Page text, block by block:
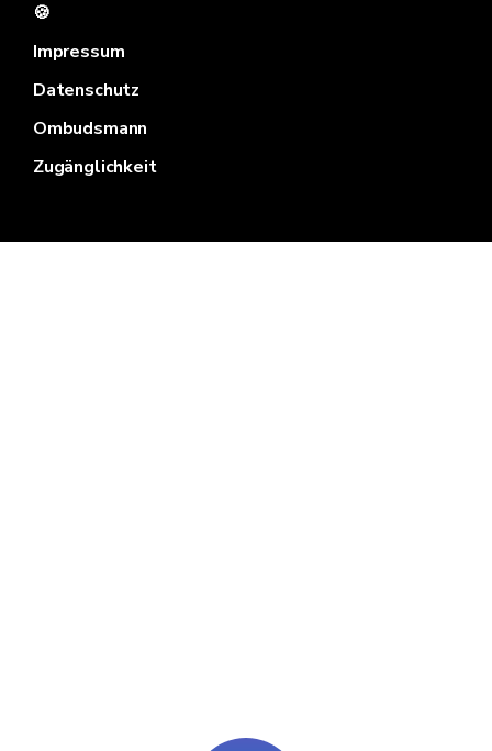
🍪
Impressum
Datenschutz
Ombudsmann
Zugänglichkeit